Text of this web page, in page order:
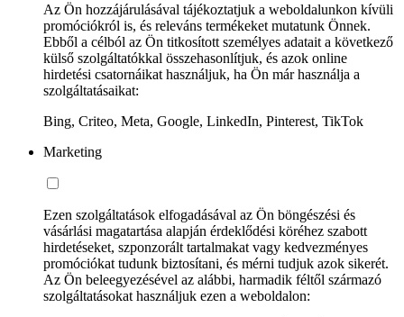
Az Ön hozzájárulásával tájékoztatjuk a weboldalunkon kívüli
promóciókról is, és releváns termékeket mutatunk Önnek.
Ebből a célból az Ön titkosított személyes adatait a következő
külső szolgáltatókkal összehasonlítjuk, és azok online
hirdetési csatornáikat használjuk, ha Ön már használja a
szolgáltatásaikat:
Bing, Criteo, Meta, Google, LinkedIn, Pinterest, TikTok
Marketing
Ezen szolgáltatások elfogadásával az Ön böngészési és
vásárlási magatartása alapján érdeklődési köréhez szabott
hirdetéseket, szponzorált tartalmakat vagy kedvezményes
promóciókat tudunk biztosítani, és mérni tudjuk azok sikerét.
Az Ön beleegyezésével az alábbi, harmadik féltől származó
szolgáltatásokat használjuk ezen a weboldalon: